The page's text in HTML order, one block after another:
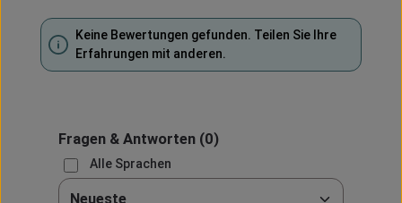
Keine Bewertungen gefunden. Teilen Sie Ihre
Erfahrungen mit anderen.
Fragen & Antworten(0)
Alle Sprachen
Sortieren nach